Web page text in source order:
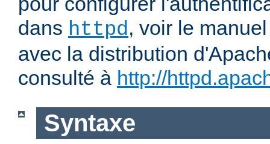
dans httpd, voir le
avec la distribution
consulté à http://
Syntaxe